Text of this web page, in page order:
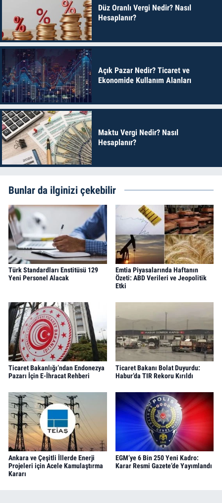
Düz Oranlı Vergi Nedir? Nasıl
Hesaplanır?
Açık Pazar Nedir? Ticaret ve
Ekonomide Kullanım Alanları
Maktu Vergi Nedir? Nasıl
Hesaplanır?
Bunlar da ilginizi çekebilir
Türk Standardları Enstitüsü 129
Yeni Personel Alacak
Emtia Piyasalarında Haftanın
Özeti: ABD Verileri ve Jeopolitik
Etki
Ticaret Bakanlığı’ndan Endonezya
Pazarı İçin E-İhracat Rehberi
Ticaret Bakanı Bolat Duyurdu:
Habur’da TIR Rekoru Kırıldı
Ankara ve Çeşitli İllerde Enerji
Projeleri için Acele Kamulaştırma
Kararı
EGM’ye 6 Bin 250 Yeni Kadro:
Karar Resmi Gazete’de Yayımlandı